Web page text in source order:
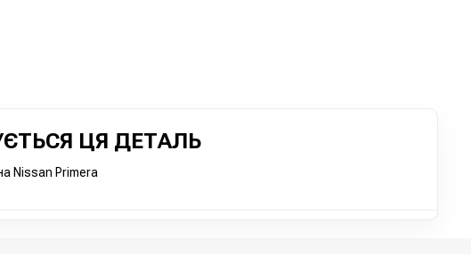
ЦЯ ДЕТАЛЬ
Nissan Primera